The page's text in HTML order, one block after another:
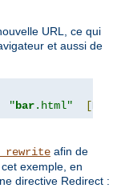
URL, ce qui
et aussi de
"bar.html" [
afin de
exemple, en
directive Redirect :